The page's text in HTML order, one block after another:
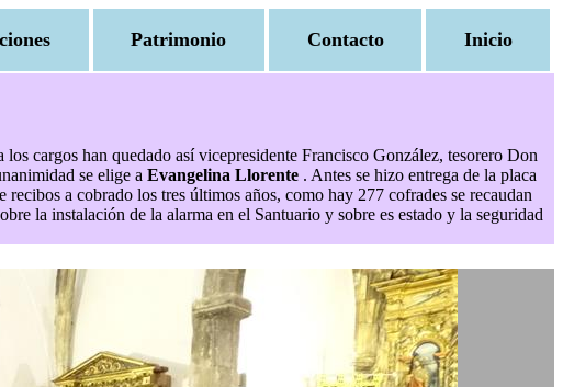
Patrimonio Contacto Inicio
cargos han quedado así vicepresidente Francisco González, tesorero Don
se elige a Evangelina Llorente . Antes se hizo entrega de la placa
a cobrado los tres últimos años, como hay 277 cofrades se recaudan
la instalación de la alarma en el Santuario y sobre es estado y la seguridad